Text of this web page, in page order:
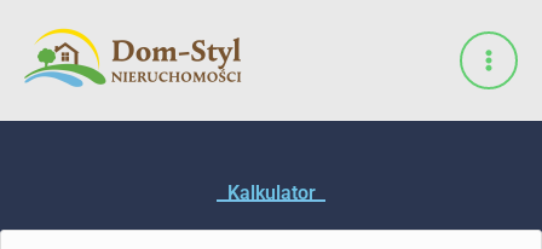
treści
Kalkulator